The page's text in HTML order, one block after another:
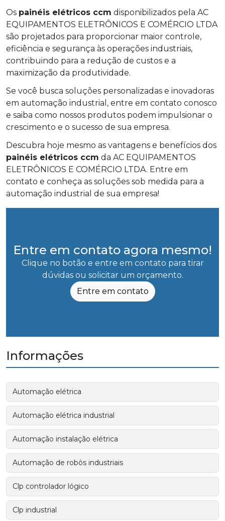
Os painéis elétricos ccm disponibilizados pela AC
EQUIPAMENTOS ELETRÔNICOS E COMÉRCIO LTDA
são projetados para proporcionar maior controle,
eficiência e segurança às operações industriais,
contribuindo para a redução de custos e a
maximização da produtividade.
Se você busca soluções personalizadas e inovadoras
em automação industrial, entre em contato conosco
e saiba como nossos produtos podem impulsionar o
crescimento e o sucesso de sua empresa.
Descubra hoje mesmo as vantagens e benefícios dos
painéis elétricos ccm da AC EQUIPAMENTOS
ELETRÔNICOS E COMÉRCIO LTDA. Entre em
contato e conheça as soluções sob medida para a
automação industrial de sua empresa!
Entre em contato agora mesmo!
Clique no botão e entre em contato para tirar
dúvidas ou solicitar um orçamento.
Entre em contato
Informações
Automação elétrica
Automação elétrica industrial
Automação instalação elétrica
Automação de robôs industriais
Clp controlador lógico
Clp industrial